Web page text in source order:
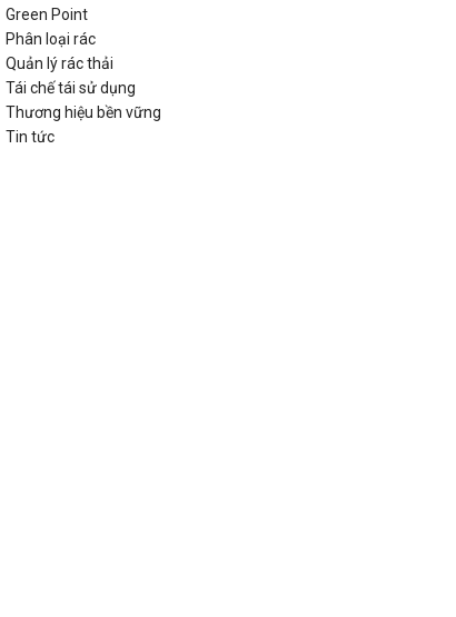
Green Point
Phân loại rác
Quản lý rác thải
Tái chế tái sử dụng
Thương hiệu bền vững
Tin tức